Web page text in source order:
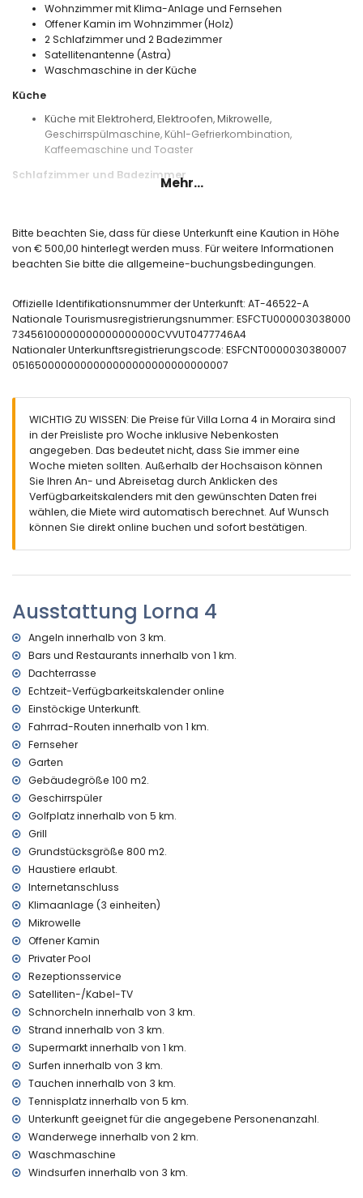
Wohnzimmer mit Klima-Anlage und Fernsehen
Offener Kamin im Wohnzimmer (Holz)
2 Schlafzimmer und 2 Badezimmer
Satellitenantenne (Astra)
Waschmaschine in der Küche
Küche
Küche mit Elektroherd, Elektroofen, Mikrowelle,
Geschirrspülmaschine, Kühl-Gefrierkombination,
Kaffeemaschine und Toaster
Schlafzimmer und Badezimmer
Badezimmer mit Einzelwaschbecken, Duschbadewanne
und Toilette
Badezimmer mit Einzelwaschbecken, Dusche und Toilette
eingezäuntes Grundstück
ovaler privater Pool
schöner Garten mit Kies, Bäumen und Gartenmöbel mit
Sonnenliegen
3 Terrassen, wovon 1 überdacht
Aussendusche
Freisitz und Essplatz im Freien
Dachterrasse
Mehr Information
nächster Ort: Moraira (innerhalb von 3 Kilometern der Villa)
nächster Strand: ampolla (innerhalb von 3 Kilometern der
Villa)
nächster Hafen: Moraira (innerhalb von 3 Kilometern der
Kilometern der Villa)
Kilometern der Villa)
öffentliche Verkehrsmittel: Zug innerhalb von 5 Kilometern
der Villa
Haustiere erlaubt
Features und Dienstleistungen enthalten im Mietpreis der
Villa
schnelles Internet (ADSL)
Rezeptionsdienst
Features und Dienstleistungen gegen Aufpreis
Klimaanlage (3 klimatisierte Räume)
Unterhaltung und Freizeitaktivitäten für Ihre Ferien in
Moraira, an der Costa Blanca
Theater, Diskothek und NachtClub (innerhalb von 5
Kilometern vom Haus)
Sehenswürdigkeiten und Kultur in Moraira, an der Costa
Museum (Eco Museo Teulada), Kirche (Moraira) und
Schloss (Castillo Moraira) (innerhalb von 5 Kilometern von
Sportaktivitäten
Radfahren (innerhalb von 1000 Metern der Villa)
Tennis, Golf (San Jaime), Wandern, Angeln, Tauchen,
Schnorcheln, Surfen und Wasserski (innerhalb von 5
Kilometern der Villa)
Pferdesport (innerhalb von 10 Kilometern der Villa)
Mehr...
Bitte beachten Sie, dass für diese Unterkunft eine Kaution in Höhe
von € 500,00 hinterlegt werden muss. Für weitere Informationen
beachten Sie bitte die allgemeine-buchungsbedingungen.
Offizielle Identifikationsnummer der Unterkunft: AT-46522-A
Nationale Tourismusregistrierungsnummer: ESFCTU000003038000
73456100000000000000000CVVUT0477746A4
Nationaler Unterkunftsregistrierungscode: ESFCNT0000030380007
0516500000000000000000000000000007
WICHTIG ZU WISSEN: Die Preise für Villa Lorna 4 in Moraira sind
in der Preisliste pro Woche inklusive Nebenkosten
angegeben. Das bedeutet nicht, dass Sie immer eine
Woche mieten sollten. Außerhalb der Hochsaison können
Sie Ihren An- und Abreisetag durch Anklicken des
Verfügbarkeitskalenders mit den gewünschten Daten frei
wählen, die Miete wird automatisch berechnet. Auf Wunsch
können Sie direkt online buchen und sofort bestätigen.
Ausstattung Lorna 4
Angeln innerhalb von 3 km.
Bars und Restaurants innerhalb von 1 km.
Dachterrasse
Echtzeit-Verfügbarkeitskalender online
Einstöckige Unterkunft.
Fahrrad-Routen innerhalb von 1 km.
Fernseher
Garten
Gebäudegröße 100 m2.
Geschirrspüler
Golfplatz innerhalb von 5 km.
Grill
Grundstücksgröße 800 m2.
Haustiere erlaubt.
Internetanschluss
Klimaanlage (3 einheiten)
Mikrowelle
Offener Kamin
Privater Pool
Rezeptionsservice
Satelliten-/Kabel-TV
Schnorcheln innerhalb von 3 km.
Strand innerhalb von 3 km.
Supermarkt innerhalb von 1 km.
Surfen innerhalb von 3 km.
Tauchen innerhalb von 3 km.
Tennisplatz innerhalb von 5 km.
Unterkunft geeignet für die angegebene Personenanzahl.
Wanderwege innerhalb von 2 km.
Waschmaschine
Windsurfen innerhalb von 3 km.